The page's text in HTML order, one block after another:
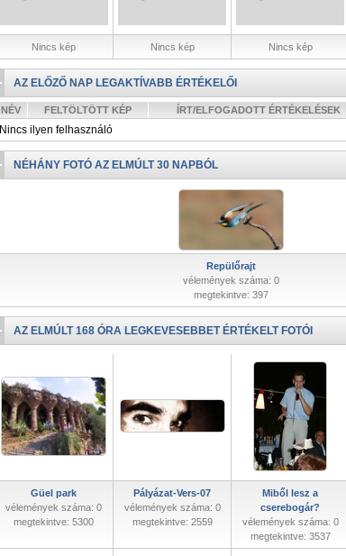
Nincs kép Nincs kép Nincs kép
AZ ELŐZŐ NAP LEGAKTÍVABB ÉRTÉKELŐI
NÉV FELTÖLTÖTT KÉP ÍRT/ELFOGADOTT ÉRTÉKELÉSEK
Nincs ilyen felhasználó
NÉHÁNY FOTÓ AZ ELMÚLT 30 NAPBÓL
Repülőrajt
vélemények száma: 0
megtekintve: 397
AZ ELMÚLT 168 ÓRA LEGKEVESEBBET ÉRTÉKELT FOTÓI
Güel park
vélemények száma: 0
megtekintve: 5300
Pályázat-Vers-07
vélemények száma: 0
megtekintve: 2559
Miből lesz a
cserebogár?
vélemények száma: 0
megtekintve: 3537